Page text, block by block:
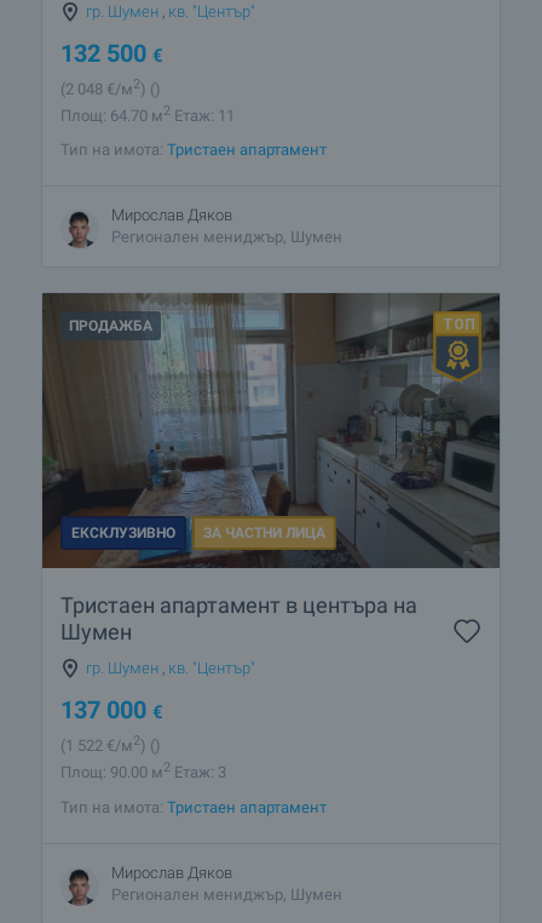
гр. Шумен кв. "Център"
132 500 €
(2 048 €/м2) ()
Площ: 64.70 м2 Етаж: 11
Тип на имота: Тристаен апартамент
Мирослав Дяков
Регионален мениджър, Шумен
ПРОДАЖБА
ЕКСКЛУЗИВНО ЗА ЧАСТНИ ЛИЦА
Тристаен апартамент в центъра на
Шумен
гр. Шумен кв. "Център"
137 000 €
(1 522 €/м2) ()
Площ: 90.00 м2 Етаж: 3
Тип на имота: Тристаен апартамент
Мирослав Дяков
Регионален мениджър, Шумен